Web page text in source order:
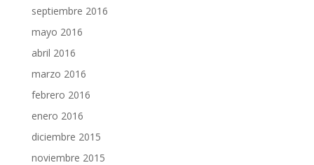
septiembre 2016
mayo 2016
abril 2016
marzo 2016
febrero 2016
enero 2016
diciembre 2015
noviembre 2015